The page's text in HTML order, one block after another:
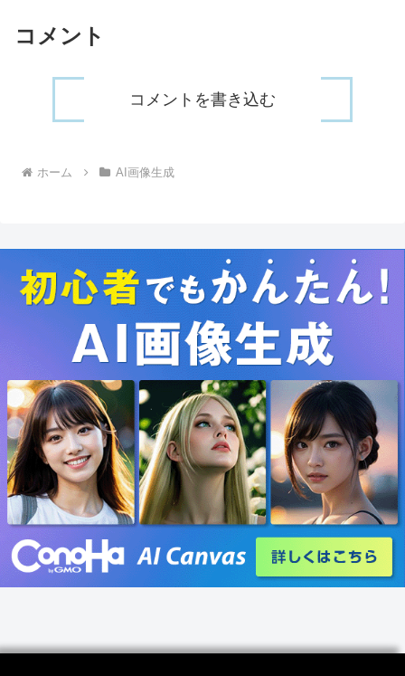
コメント
コメントを書き込む
ホーム AI画像生成